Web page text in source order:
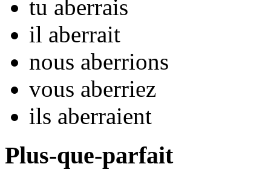
tu aberrais
il aberrait
nous aberrions
vous aberriez
ils aberraient
Plus-que-parfait